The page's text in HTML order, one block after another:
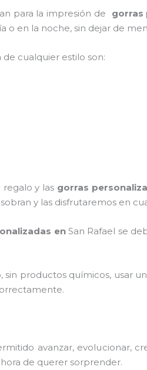
para la impresión de gorras
o en la noche, sin dejar de
cualquier estilo son:
y las gorras
y las disfrutaremos en
en San Rafael se
productos químicos, usar
avanzar, evolucionar,
de querer sorprender.